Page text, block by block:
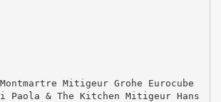
Montmartre Mitigeur Grohe Eurocube
Paola & The Kitchen Mitigeur Hans